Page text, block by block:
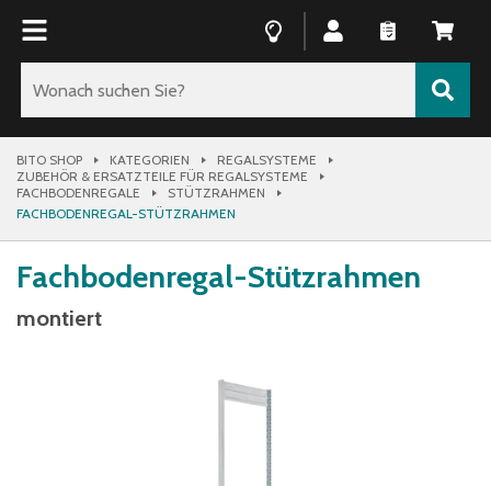
BITO SHOP KATEGORIEN
REGALSYSTEME
ZUBEHÖR & ERSATZTEILE FÜR REGALSYSTEME
FACHBODENREGALE
STÜTZRAHMEN
FACHBODENREGAL-STÜTZRAHMEN
Fachbodenregal-Stützrahmen
montiert